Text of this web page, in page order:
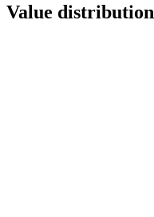
Value distribution